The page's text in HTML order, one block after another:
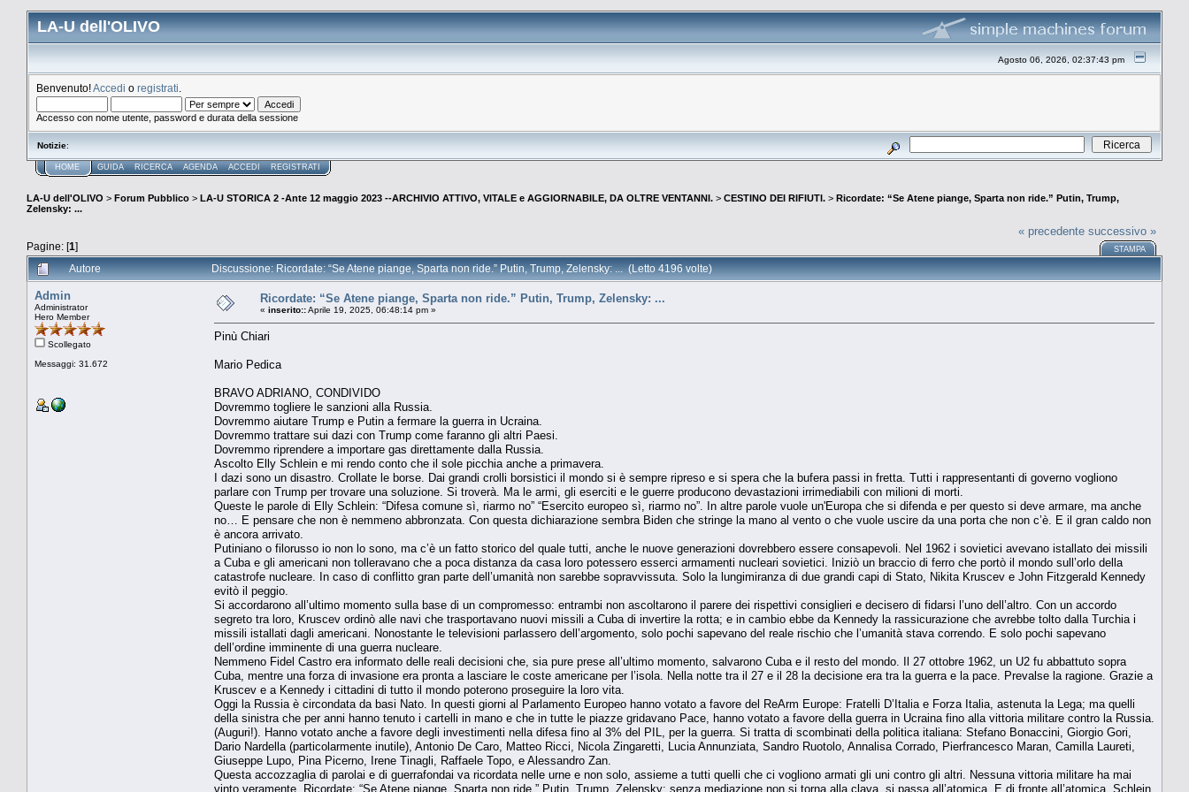
LA-U dell'OLIVO
Agosto 06, 2026, 02:37:43 pm
Benvenuto!Accedi o registrati
Accesso con nome utente, password e durata della sessione
Notizie:
HOME GUIDA RICERCA AGENDA ACCEDI REGISTRATI
LA-U dell'OLIVO > Forum Pubblico > LA-U STORICA 2 -Ante 12 maggio 2023 --ARCHIVIO ATTIVO, VITALE e AGGIORNABILE, DA OLTRE VENTANNI. > CESTINO DEI RIFIUTI. > Ricordate: “Se Atene piange, Sparta non ride.” Putin, Trump,
Zelensky: ...
Pagine: [1]
« precedente successivo »
STAMPA
Autore Discussione: Ricordate: “Se Atene piange, Sparta non ride.” Putin, Trump, Zelensky: ... (Letto 4196 volte)
Admin
Administrator
Hero Member
Scollegato
Messaggi: 31.672
Ricordate: “Se Atene piange, Sparta non ride.” Putin, Trump, Zelensky: ...
« inserito::Aprile 19, 2025, 06:48:14 pm »
Pinù Chiari
Mario Pedica
BRAVO ADRIANO, CONDIVIDO
Dovremmo togliere le sanzioni alla Russia.
Dovremmo aiutare Trump e Putin a fermare la guerra in Ucraina.
Dovremmo trattare sui dazi con Trump come faranno gli altri Paesi.
Dovremmo riprendere a importare gas direttamente dalla Russia.
Ascolto Elly Schlein e mi rendo conto che il sole picchia anche a primavera.
I dazi sono un disastro. Crollate le borse. Dai grandi crolli borsistici il mondo si è sempre ripreso e si spera che la bufera passi in fretta. Tutti i rappresentanti di governo vogliono
parlare con Trump per trovare una soluzione. Si troverà. Ma le armi, gli eserciti e le guerre producono devastazioni irrimediabili con milioni di morti.
Queste le parole di Elly Schlein: “Difesa comune sì, riarmo no” “Esercito europeo sì, riarmo no”. In altre parole vuole un'Europa che si difenda e per questo si deve armare, ma anche
no… E pensare che non è nemmeno abbronzata. Con questa dichiarazione sembra Biden che stringe la mano al vento o che vuole uscire da una porta che non c’è. E il gran caldo non
è ancora arrivato.
Putiniano o filorusso io non lo sono, ma c’è un fatto storico del quale tutti, anche le nuove generazioni dovrebbero essere consapevoli. Nel 1962 i sovietici avevano istallato dei missili
a Cuba e gli americani non tolleravano che a poca distanza da casa loro potessero esserci armamenti nucleari sovietici. Iniziò un braccio di ferro che portò il mondo sull’orlo della
catastrofe nucleare. In caso di conflitto gran parte dell’umanità non sarebbe sopravvissuta. Solo la lungimiranza di due grandi capi di Stato, Nikita Kruscev e John Fitzgerald Kennedy
evitò il peggio.
Si accordarono all’ultimo momento sulla base di un compromesso: entrambi non ascoltarono il parere dei rispettivi consiglieri e decisero di fidarsi l’uno dell’altro. Con un accordo
segreto tra loro, Kruscev ordinò alle navi che trasportavano nuovi missili a Cuba di invertire la rotta; e in cambio ebbe da Kennedy la rassicurazione che avrebbe tolto dalla Turchia i
missili istallati dagli americani. Nonostante le televisioni parlassero dell’argomento, solo pochi sapevano del reale rischio che l’umanità stava correndo. E solo pochi sapevano
dell’ordine imminente di una guerra nucleare.
Nemmeno Fidel Castro era informato delle reali decisioni che, sia pure prese all’ultimo momento, salvarono Cuba e il resto del mondo. Il 27 ottobre 1962, un U2 fu abbattuto sopra
Cuba, mentre una forza di invasione era pronta a lasciare le coste americane per l’isola. Nella notte tra il 27 e il 28 la decisione era tra la guerra e la pace. Prevalse la ragione. Grazie a
Kruscev e a Kennedy i cittadini di tutto il mondo poterono proseguire la loro vita.
Oggi la Russia è circondata da basi Nato. In questi giorni al Parlamento Europeo hanno votato a favore del ReArm Europe: Fratelli D’Italia e Forza Italia, astenuta la Lega; ma quelli
della sinistra che per anni hanno tenuto i cartelli in mano e che in tutte le piazze gridavano Pace, hanno votato a favore della guerra in Ucraina fino alla vittoria militare contro la Russia.
(Auguri!). Hanno votato anche a favore degli investimenti nella difesa fino al 3% del PIL, per la guerra. Si tratta di scombinati della politica italiana: Stefano Bonaccini, Giorgio Gori,
Dario Nardella (particolarmente inutile), Antonio De Caro, Matteo Ricci, Nicola Zingaretti, Lucia Annunziata, Sandro Ruotolo, Annalisa Corrado, Pierfrancesco Maran, Camilla Laureti,
Giuseppe Lupo, Pina Picerno, Irene Tinagli, Raffaele Topo, e Alessandro Zan.
Questa accozzaglia di parolai e di guerrafondai va ricordata nelle urne e non solo, assieme a tutti quelli che ci vogliono armati gli uni contro gli altri. Nessuna vittoria militare ha mai
vinto veramente. Ricordate: “Se Atene piange, Sparta non ride.” Putin, Trump, Zelensky: senza mediazione non si torna alla clava, si passa all’atomica. E di fronte all’atomica, Schlein